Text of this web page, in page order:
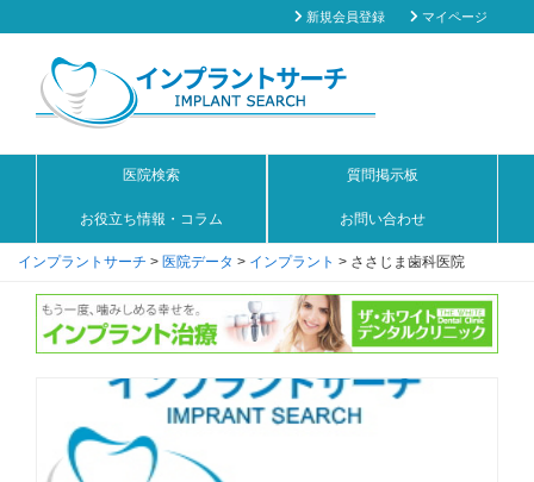
新規会員登録 マイページ
医院検索 質問掲示板
お役立ち情報・コラム お問い合わせ
インプラントサーチ > 医院データ > インプラント > ささじま歯科医院